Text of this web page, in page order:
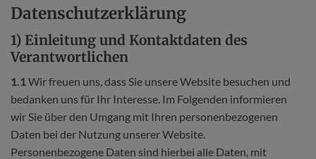
Datenschutzerklärung
1) Einleitung und Kontaktdaten des
Verantwortlichen
1.1 Wir freuen uns, dass Sie unsere Website besuchen und
bedanken uns für Ihr Interesse. Im Folgenden informieren
wir Sie über den Umgang mit Ihren personenbezogenen
Daten bei der Nutzung unserer Website.
Personenbezogene Daten sind hierbei alle Daten, mit